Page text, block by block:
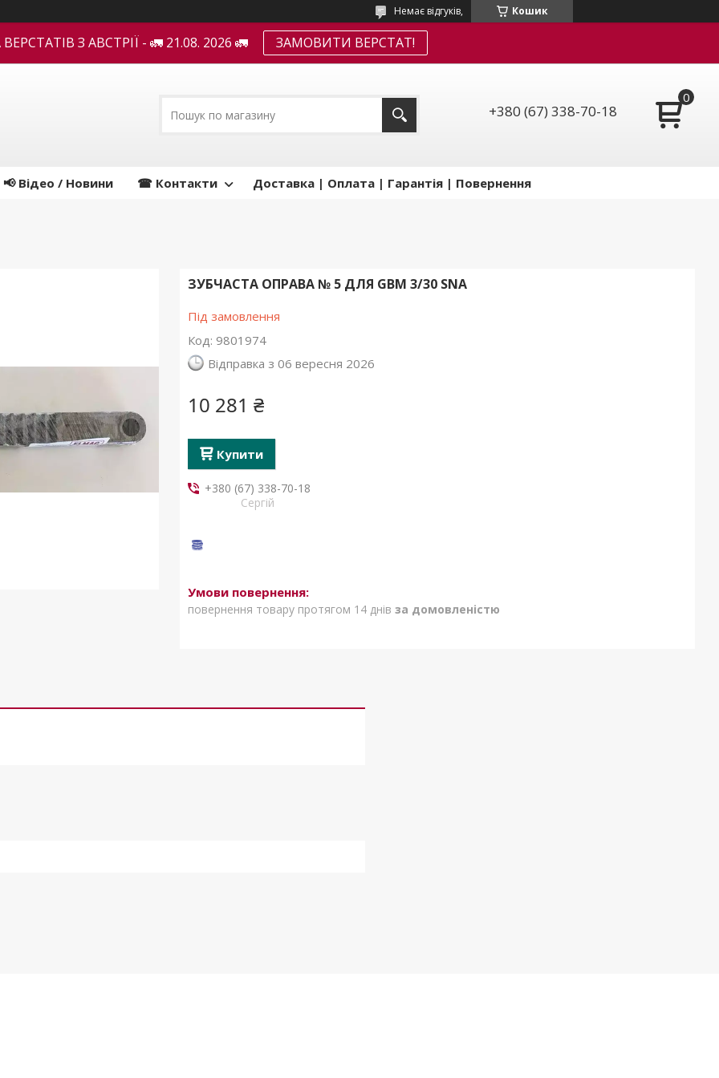
Кошик
Немає відгуків,
З АВСТРІЇ - 🚛 21.08. 2026 🚛 ЗАМОВИТИ ВЕРСТАТ!
+380 (67) 338-70-18
📢 Відео / Новини ☎ Контакти Доставка | Оплата | Гарантія | Повернення
ЗУБЧАСТА ОПРАВА № 5 ДЛЯ GBM 3/30 SNA
Під замовлення
Код: 9801974
Відправка з 06 вересня 2026
10 281 ₴
Купити
+380 (67) 338-70-18
Сергій
повернення товару протягом 14 днів за домовленістю